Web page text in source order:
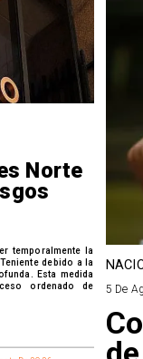
Norte
temporalmente la
debido a la
Esta medida
ordenado de
5 De